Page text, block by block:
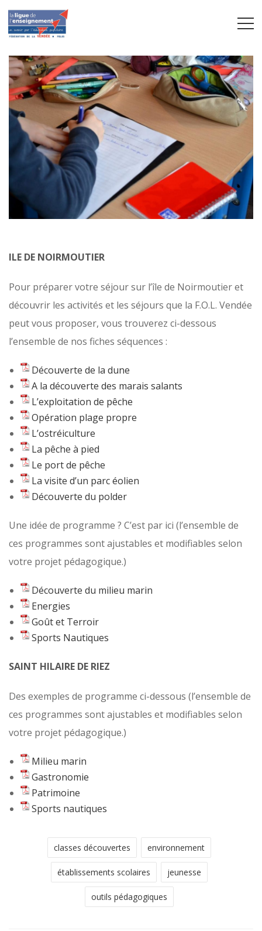
ILE DE NOIRMOUTIER
Pour préparer votre séjour sur l’île de Noirmoutier et
découvrir les activités et les séjours que la F.O.L. Vendée
peut vous proposer, vous trouverez ci-dessous
l’ensemble de nos fiches séquences :
Découverte de la dune
A la découverte des marais salants
L’exploitation de pêche
Opération plage propre
L’ostréiculture
La pêche à pied
Le port de pêche
La visite d’un parc éolien
Découverte du polder
Une idée de programme ? C’est par ici (l’ensemble de
ces programmes sont ajustables et modifiables selon
votre projet pédagogique.)
Découverte du milieu marin
Energies
Goût et Terroir
Sports Nautiques
SAINT HILAIRE DE RIEZ
Des exemples de programme ci-dessous (l’ensemble de
ces programmes sont ajustables et modifiables selon
votre projet pédagogique.)
Milieu marin
Gastronomie
Patrimoine
Sports nautiques
classes découvertes environnement
établissements scolaires jeunesse
outils pédagogiques